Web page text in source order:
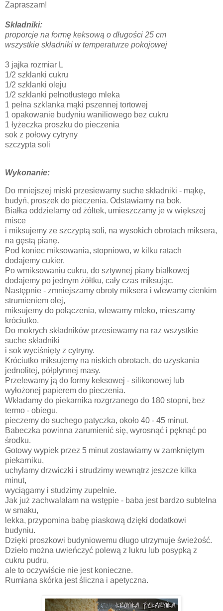
Zapraszam!
Składniki:
proporcje na formę keksową o długości 25 cm
wszystkie składniki w temperaturze pokojowej
3 jajka rozmiar L
1/2 szklanki cukru
1/2 szklanki oleju
1/2 szklanki pełnotłustego mleka
1 pełna szklanka mąki pszennej tortowej
1 opakowanie budyniu waniliowego bez cukru
1 łyżeczka proszku do pieczenia
sok z połowy cytryny
szczypta soli
Wykonanie:
Do mniejszej miski przesiewamy suche składniki - mąkę,
budyń, proszek do pieczenia. Odstawiamy na bok.
Białka oddzielamy od żółtek, umieszczamy je w większej
misce
i miksujemy ze szczyptą soli, na wysokich obrotach miksera,
na gęstą pianę.
Pod koniec miksowania, stopniowo, w kilku ratach
dodajemy cukier.
Po wmiksowaniu cukru, do sztywnej piany białkowej
dodajemy po jednym żółtku, cały czas miksując.
Następnie - zmniejszamy obroty miksera i wlewamy cienkim
strumieniem olej,
miksujemy do połączenia, wlewamy mleko, mieszamy
króciutko.
Do mokrych składników przesiewamy na raz wszystkie
suche składniki
i sok wyciśnięty z cytryny.
Króciutko miksujemy na niskich obrotach, do uzyskania
jednolitej, półpłynnej masy.
Przelewamy ją do formy keksowej - silikonowej lub
wyłożonej papierem do pieczenia.
Wkładamy do piekarnika rozgrzanego do 180 stopni, bez
termo - obiegu,
pieczemy do suchego patyczka, około 40 - 45 minut.
Babeczka powinna zarumienić się, wyrosnąć i pęknąć po
środku.
Gotowy wypiek przez 5 minut zostawiamy w zamkniętym
piekarniku,
uchylamy drzwiczki i strudzimy wewnątrz jeszcze kilka
minut,
wyciągamy i studzimy zupełnie.
Jak już zachwalałam na wstępie - baba jest bardzo subtelna
w smaku,
lekka, przypomina babę piaskową dzięki dodatkowi
budyniu.
Dzięki proszkowi budyniowemu długo utrzymuje świeżość.
Dzieło można uwieńczyć polewą z lukru lub posypką z
cukru pudru,
ale to oczywiście nie jest konieczne.
Rumiana skórka jest śliczna i apetyczna.